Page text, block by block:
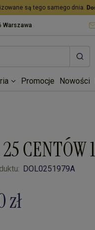
są tego samego dnia.
Warszawa
Promocje Nowości
CENTÓW
DOL0251979A
zł